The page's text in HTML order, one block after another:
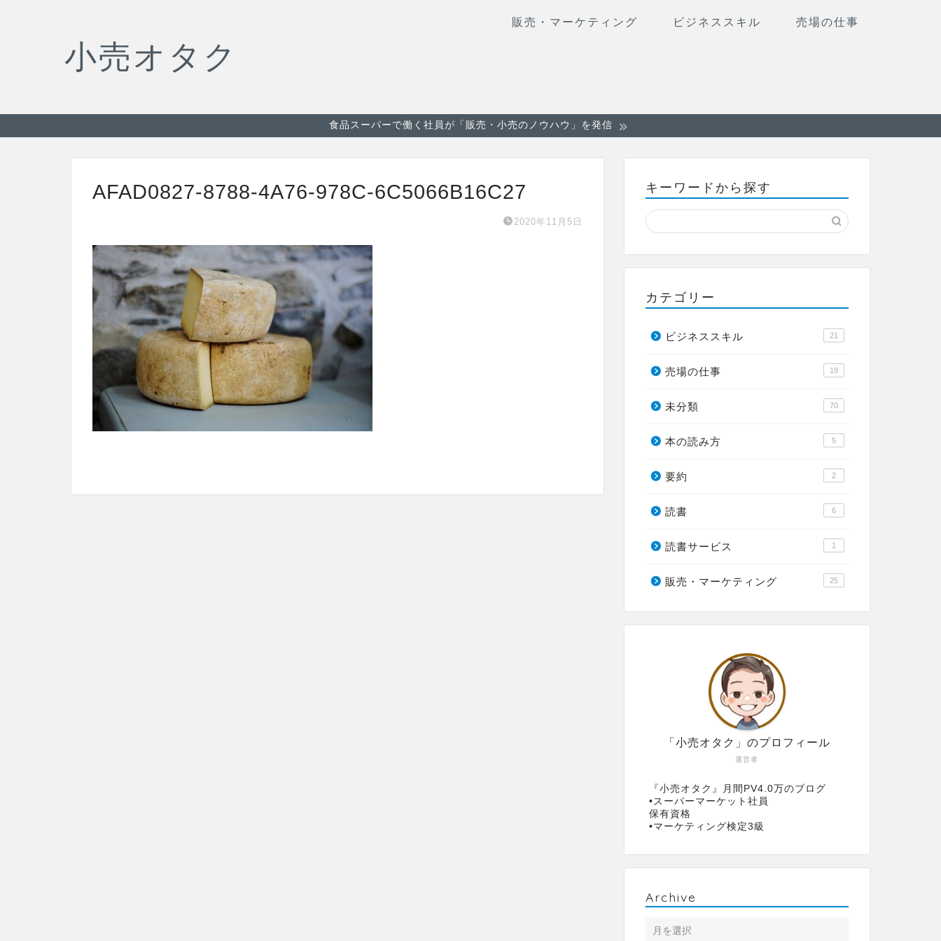
小売オタク
販売・マーケティング ビジネススキル 売場の仕事
食品スーパーで働く社員が「販売・小売のノウハウ」を発信
AFAD0827-8788-4A76-978C-6C5066B16C27
2020年11月5日
キーワードから探す
カテゴリー
ビジネススキル 21
売場の仕事 19
未分類 70
本の読み方 5
要約 2
読書 6
読書サービス 1
販売・マーケティング 25
運営者
「小売オタク」のプロフィール
『小売オタク』月間PV4.0万のブログ
•スーパーマーケット社員
保有資格
•マーケティング検定3級
Archive